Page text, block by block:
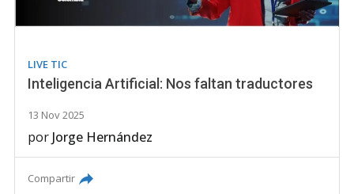
LIVE TIC
Inteligencia Artificial: Nos faltan traductores
13 Nov 2025
por Jorge Hernández
Compartir